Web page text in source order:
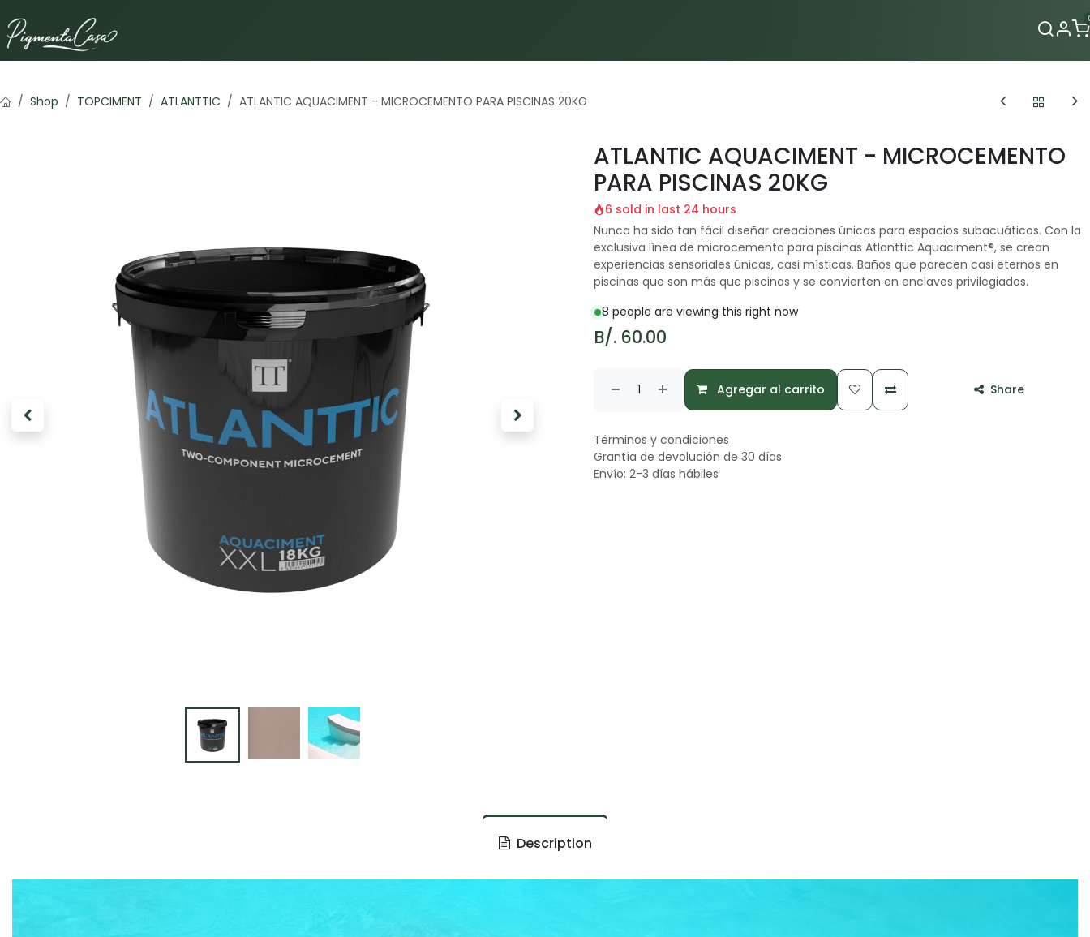
Shop TOPCIMENT ATLANTTIC ATLANTIC AQUACIMENT - MICROCEMENTO PARA PISCINAS 20KG
ATLANTIC AQUACIMENT - MICROCEMENTO
PARA PISCINAS 20KG
6 sold in last 24 hours
Nunca ha sido tan fácil diseñar creaciones únicas para espacios subacuáticos. Con la
exclusiva línea de microcemento para piscinas Atlanttic Aquaciment®, se crean
experiencias sensoriales únicas, casi místicas. Baños que parecen casi eternos en
piscinas que son más que piscinas y se convierten en enclaves privilegiados.
8 people are viewing this right now
B/. 60.00
Agregar al carrito Share
Términos y condiciones
Grantía de devolución de 30 días
Envío: 2-3 días hábiles
Description